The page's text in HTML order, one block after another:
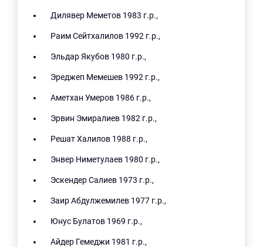
Дилявер Меметов 1983 г.р.,
Раим Сейтхалилов 1992 г.р.,
Эльдар Якубов 1980 г.р.,
Эреджеп Мемешев 1992 г.р.,
Аметхан Умеров 1986 г.р.,
Эрвин Эмиралиев 1982 г.р.,
Решат Халилов 1988 г.р.,
Энвер Ниметулаев 1980 г.р.,
Эскендер Салиев 1973 г.р.,
Заир Абдулжемилев 1977 г.р.,
Юнус Булатов 1969 г.р.,
Айдер Гемеджи 1981 г.р.,